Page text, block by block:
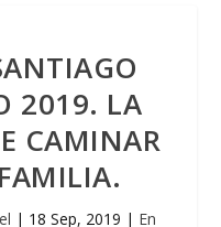
2019. LA
CAMINAR
| 18 Sep, 2019 | En